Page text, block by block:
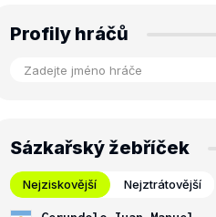
Profily hráčů
Sázkařský žebříček
Nejziskovější Nejztrátovější